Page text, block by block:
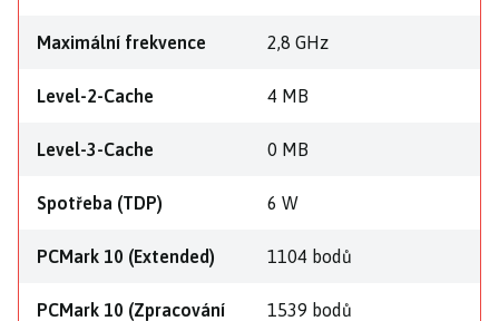
Maximální frekvence 2,8 GHz
Level-2-Cache 4 MB
Level-3-Cache 0 MB
Spotřeba (TDP) 6 W
PCMark 10 (Extended) 1104 bodů
PCMark 10 (Zpracování
1539 bodů